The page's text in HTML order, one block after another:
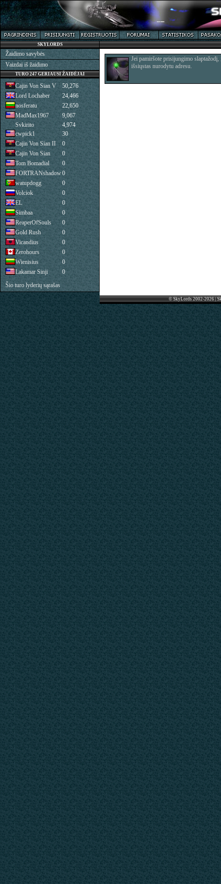
Jei pamiršote prisijungimo
išsiųstas nurodytu adresu.
© SkyLords 2002-2026 |
SKYLORDS
Žaidimo savybės
Vaizdai iš žaidimo
TURO 247 GERIAUSI ŽAIDĖJAI
Cajin Von Sian V
50,276
Lord Lochaber
24,466
nosferatu
22,650
MadMax1967
9,067
Svkirito
4,974
cwpick1
30
Cajin Von Sian II
0
Cajin Von Sian
0
Tom Bomadial
0
FORTRANshadow0
watupdogg
0
Volciok
0
EL
0
Simbaa
0
ReaperOfSouls
0
Gold Rush
0
Vicandius
0
Zerohours
0
Wienisius
0
Lakamar Sinji
0
Šio turo lyderių sąrašas